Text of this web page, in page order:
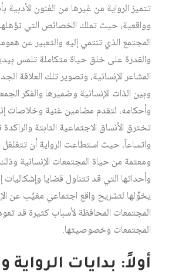
تتميز الرواية من غيرها من الفنون الأدبية
وواقعية، حيث تملك الخصائص التي
المجتمع الذي تنتمي إليه والتعبير عن
والقدرة على خلق حياة متكاملة تلمس
المشاعر الإنسانية، وتصوير تلك العلاقة
وبين الذات الإنسانية وضميرها والفكر
وأحكامه، لتقدم مضامين غنية وخلاصات
تخترق الأنساق الاجتماعية الثابتة
واتساعاً، حيث استطاعت الرواية أن
ومعتمة من حياة المجتمعات الإنسانية
وأحداثها التي قد تتناول قضايا وإشكاليات
يخوِّلها لتشريح واقع اجتماعي مغيَّب عن
المجتمعات المحافظة لأسباب كثيرة قد
المجتمعات وخصوصيتها.
أولاً: بدايات الرواية